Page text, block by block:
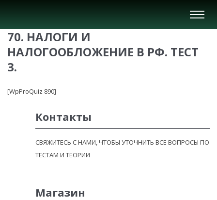
Вкл/
Выкл
70. НАЛОГИ И
НАЛОГООБЛОЖЕНИЕ В РФ. ТЕСТ
3.
[WpProQuiz 890]
Контакты
СВЯЖИТЕСЬ С НАМИ, ЧТОБЫ УТОЧНИТЬ ВСЕ ВОПРОСЫ ПО
ТЕСТАМ И ТЕОРИИ
Магазин